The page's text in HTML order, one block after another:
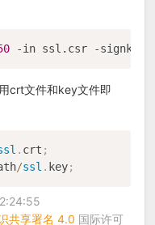
crt文件和key文件即
. crt ;
/ssl . key;
共享署名 4.0 国际许可